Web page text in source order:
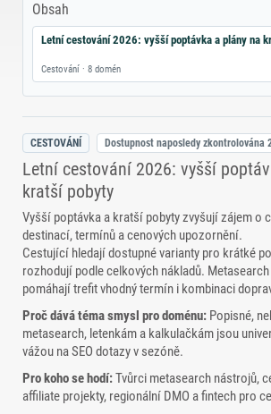
Obsah
Letní cestování 2026: vyšší poptávka a plány na
Cestování · 8 domén
CESTOVÁNÍ Dostupnost naposledy zkontrolována
Letní cestování 2026: vyšší
kratší pobyty
Vyšší poptávka a kratší pobyty zvyšují zájem o
destinací, termínů a cenových upozornění.
Cestující hledají dostupné varianty pro krátké
rozhodují podle celkových nákladů.
pomáhají trefit vhodný termín i kombinaci
Proč dává téma smysl pro doménu: Popisné,
metasearch, letenkám a kalkulačkám jsou
vážou na SEO dotazy v sezóně.
Pro koho se hodí:Tvůrci metasearch nástrojů,
affiliate projekty, regionální DMO a fintech pro